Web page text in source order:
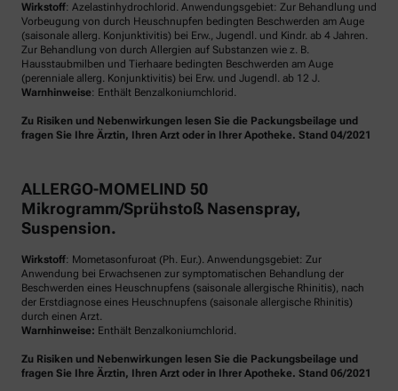
Wirkstoff: Azelastinhydrochlorid. Anwendungsgebiet: Zur Behandlung und
Vorbeugung von durch Heuschnupfen bedingten Beschwerden am Auge
(saisonale allerg. Konjunktivitis) bei Erw., Jugendl. und Kindr. ab 4 Jahren.
Zur Behandlung von durch Allergien auf Substanzen wie z. B.
Hausstaubmilben und Tierhaare bedingten Beschwerden am Auge
(perenniale allerg. Konjunktivitis) bei Erw. und Jugendl. ab 12 J.
Warnhinweise: Enthält Benzalkoniumchlorid.
Zu Risiken und Nebenwirkungen lesen Sie die Packungsbeilage und
fragen Sie Ihre Ärztin, Ihren Arzt oder in Ihrer Apotheke. Stand 04/2021
ALLERGO-MOMELIND 50
Mikrogramm/Sprühstoß Nasenspray,
Suspension.
Wirkstoff: Mometasonfuroat (Ph. Eur.). Anwendungsgebiet: Zur
Anwendung bei Erwachsenen zur symptomatischen Behandlung der
Beschwerden eines Heuschnupfens (saisonale allergische Rhinitis), nach
der Erstdiagnose eines Heuschnupfens (saisonale allergische Rhinitis)
durch einen Arzt.
Warnhinweise: Enthält Benzalkoniumchlorid.
Zu Risiken und Nebenwirkungen lesen Sie die Packungsbeilage und
fragen Sie Ihre Ärztin, Ihren Arzt oder in Ihrer Apotheke. Stand 06/2021